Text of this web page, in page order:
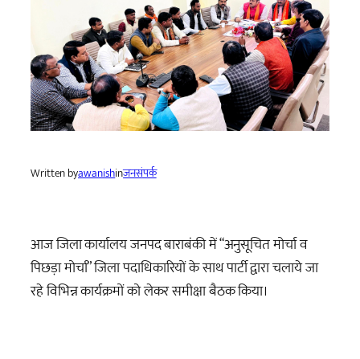
Written byawanishinजनसंपर्क
आज जिला कार्यालय जनपद बाराबंकी में “अनुसूचित मोर्चा व
पिछड़ा मोर्चा” जिला पदाधिकारियों के साथ पार्टी द्वारा चलाये जा
रहे विभिन्न कार्यक्रमों को लेकर समीक्षा बैठक किया।